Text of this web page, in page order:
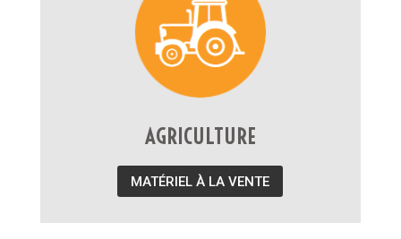
AGRICULTURE
MATÉRIEL À LA VENTE